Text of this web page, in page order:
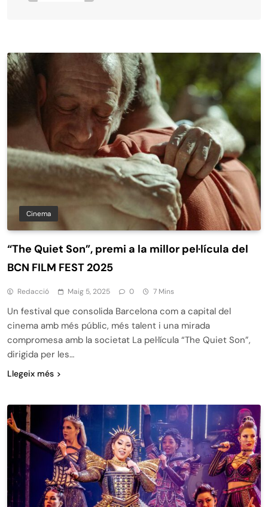
Cinema
“The Quiet Son”, premi a la millor pel·lícula del
BCN FILM FEST 2025
Redacció Maig 5, 2025 0 7 Mins
Un festival que consolida Barcelona com a capital del
cinema amb més públic, més talent i una mirada
compromesa amb la societat La pel·lícula “The Quiet Son”,
dirigida per les…
Llegeix més